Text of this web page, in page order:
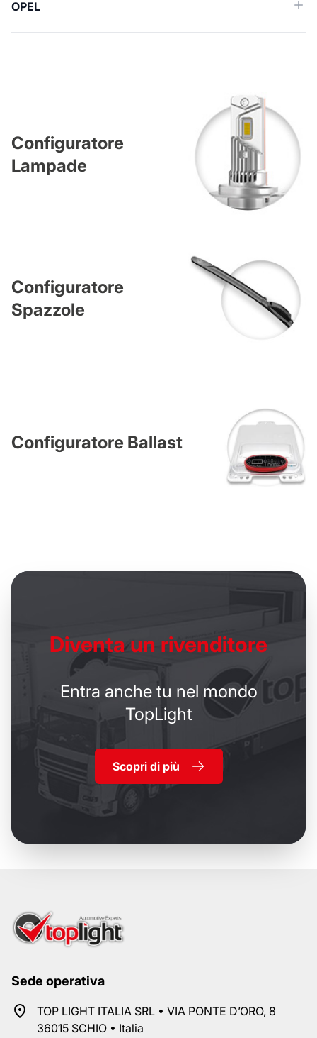
OPEL
Configuratore
Lampade
Configuratore
Spazzole
Configuratore Ballast
Diventa un rivenditore
Entra anche tu nel mondo
TopLight
Scopri di più
Sede operativa
TOP LIGHT ITALIA SRL • VIA PONTE D’ORO, 8
36015 SCHIO • Italia